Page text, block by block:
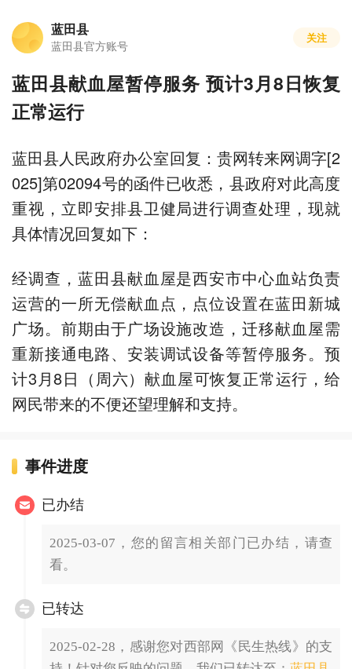
蓝田县
蓝田县官方账号
关注
蓝田县献血屋暂停服务 预计3月8日恢复
正常运行
蓝田县人民政府办公室回复：贵网转来网调字[2
025]第02094号的函件已收悉，县政府对此高度
重视，立即安排县卫健局进行调查处理，现就
具体情况回复如下：
经调查，蓝田县献血屋是西安市中心血站负责
运营的一所无偿献血点，点位设置在蓝田新城
广场。前期由于广场设施改造，迁移献血屋需
重新接通电路、安装调试设备等暂停服务。预
计3月8日（周六）献血屋可恢复正常运行，给
网民带来的不便还望理解和支持。
事件进度
已办结
2025-03-07，您的留言相关部门已办结，请查
看。
已转达
2025-02-28，感谢您对西部网《民生热线》的支